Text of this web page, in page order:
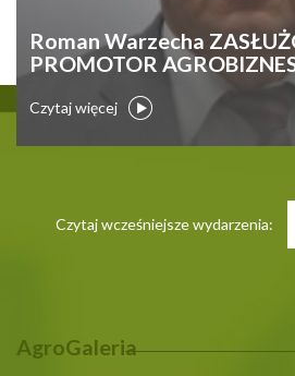
Roman Warzecha
PROMOTOR
Czytaj więcej
Czytaj wcześniejsze wydarzenia:
AgroGaleria